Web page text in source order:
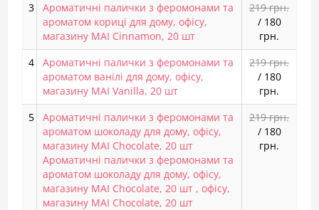
3
Ароматичні палички з феромонами та
ароматом кориці для дому, офісу,
магазину MAI Cinnamon, 20 шт
219 грн.
/ 180
грн.
4
Ароматичні палички з феромонами та
ароматом ванілі для дому, офісу,
магазину MAI Vanilla, 20 шт
219 грн.
/ 180
грн.
5
Ароматичні палички з феромонами та
ароматом шоколаду для дому, офісу,
магазину MAI Chocolate, 20 шт
Ароматичні палички з феромонами та
ароматом шоколаду для дому, офісу,
магазину MAI Chocolate, 20 шт , офісу,
магазину MAI Chocolate, 20 шт
219 грн.
/ 180
грн.